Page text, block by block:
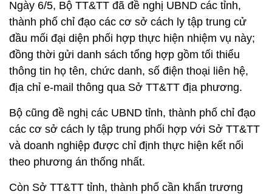
Ngày 6/5, Bộ TT&TT đã đề nghị UBND các tỉnh,
thành phố chỉ đạo các cơ sở cách ly tập trung cử
đầu mối đại diện phối hợp thực hiện nhiệm vụ này;
đồng thời gửi danh sách tổng hợp gồm tối thiểu
thông tin họ tên, chức danh, số điện thoại liên hệ,
địa chỉ e-mail thông qua Sở TT&TT địa phương.
Bộ cũng đề nghị các UBND tỉnh, thành phố chỉ đạo
các cơ sở cách ly tập trung phối hợp với Sở TT&TT
và doanh nghiệp được chỉ định thực hiện kết nối
theo phương án thống nhất.
Còn Sở TT&TT tỉnh, thành phố cần khẩn trương